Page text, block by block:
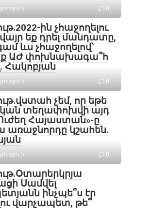
0
ին չհաջողելու
եք դրել մանդատը,
ևս չհաջողելով՝
եք ԱԺ փոխնախագա՞հ
Հակոբյան
0
չեմ, որ եթե
տեղափոխվի այդ
Հայաստան»-ը
առաջնորդը կշահեն․
0
Սամվել
ինչպե՞ս էր
վարչապետ, թե՞